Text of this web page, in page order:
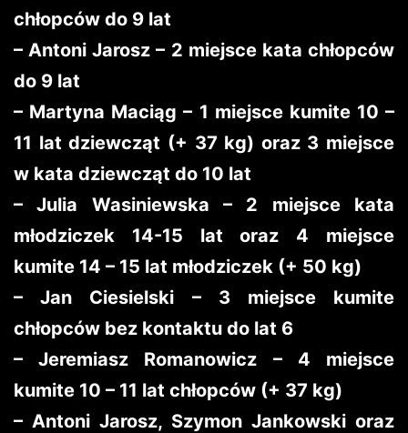
chłopców do 9 lat
– Antoni Jarosz – 2 miejsce kata chłopców
do 9 lat
– Martyna Maciąg – 1 miejsce kumite 10 –
11 lat dziewcząt (+ 37 kg) oraz 3 miejsce
w kata dziewcząt do 10 lat
– Julia Wasiniewska – 2 miejsce kata
młodziczek 14-15 lat oraz 4 miejsce
kumite 14 – 15 lat młodziczek (+ 50 kg)
– Jan Ciesielski – 3 miejsce kumite
chłopców bez kontaktu do lat 6
– Jeremiasz Romanowicz – 4 miejsce
kumite 10 – 11 lat chłopców (+ 37 kg)
– Antoni Jarosz, Szymon Jankowski oraz